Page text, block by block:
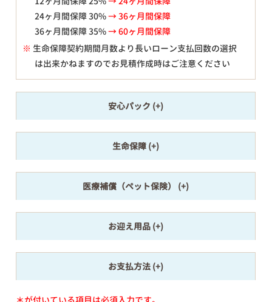
24ヶ月間保障 30%→ 36ヶ月間保障
36ヶ月間保障 35%→ 60ヶ月間保障
※ 生命保障契約期間月数より長いローン支払回数の選択
は出来かねますのでお見積作成時はご注意ください
安心パック
生命保障
医療補償（ペット保険）
お迎え用品
お支払方法